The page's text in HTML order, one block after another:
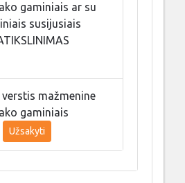
gaminiais ar su
susijusiais
verstis mažmenine
gaminiais
Užsakyti